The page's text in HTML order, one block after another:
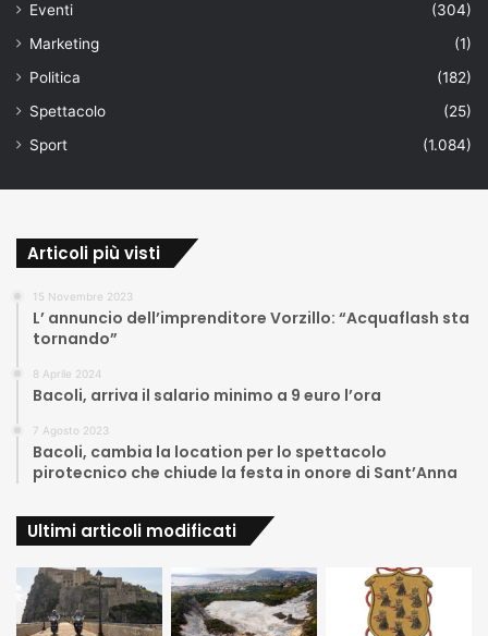
Eventi
(304)
Marketing
(1)
Politica
(182)
Spettacolo
(25)
Sport
(1.084)
Articoli più visti
15 Novembre 2023
L’ annuncio dell’imprenditore Vorzillo: “Acquaflash sta
tornando”
8 Aprile 2024
Bacoli, arriva il salario minimo a 9 euro l’ora
7 Agosto 2023
Bacoli, cambia la location per lo spettacolo
pirotecnico che chiude la festa in onore di Sant’Anna
Ultimi articoli modificati